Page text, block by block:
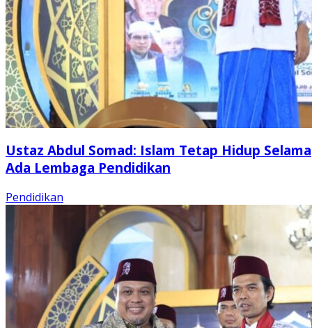
Ustaz Abdul Somad: Islam Tetap Hidup Selama
Ada Lembaga Pendidikan
Pendidikan